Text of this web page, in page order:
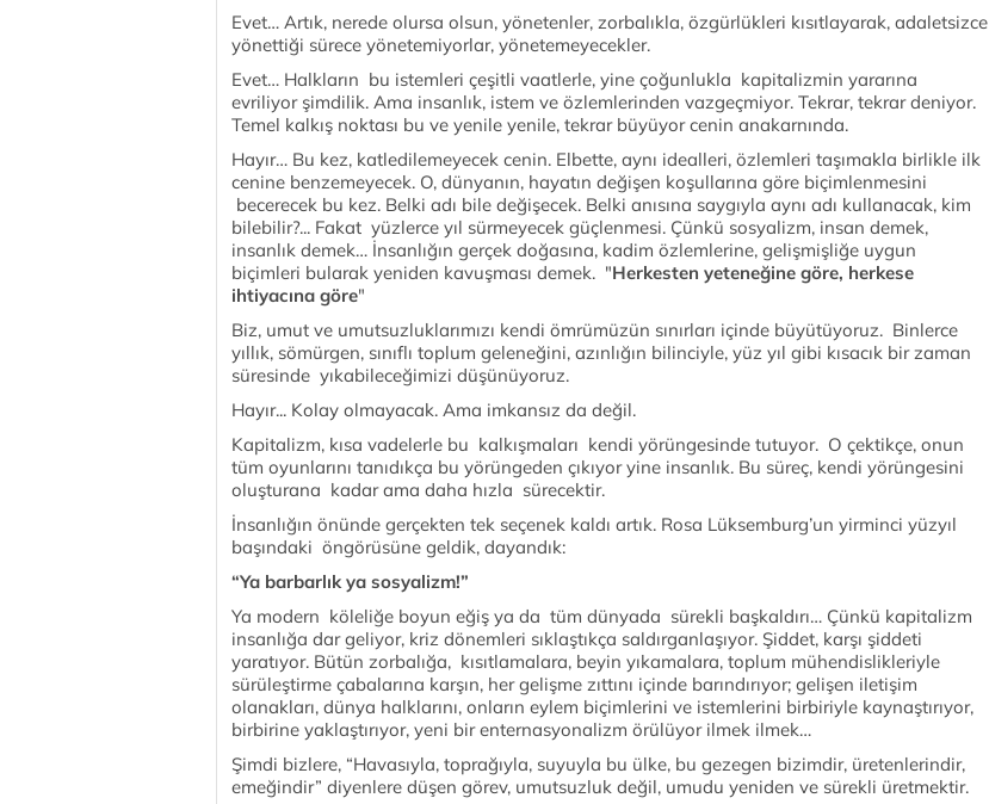
Evet… Artık, nerede olursa olsun, yönetenler, zorbalıkla, özgürlükleri kısıtlayarak, adaletsizce
yönettiği sürece yönetemiyorlar, yönetemeyecekler.
Evet… Halkların bu istemleri çeşitli vaatlerle, yine çoğunlukla kapitalizmin yararına
evriliyor şimdilik. Ama insanlık, istem ve özlemlerinden vazgeçmiyor. Tekrar, tekrar deniyor.
Temel kalkış noktası bu ve yenile yenile, tekrar büyüyor cenin anakarnında.
Hayır… Bu kez, katledilemeyecek cenin. Elbette, aynı idealleri, özlemleri taşımakla birlikle ilk
cenine benzemeyecek. O, dünyanın, hayatın değişen koşullarına göre biçimlenmesini
becerecek bu kez. Belki adı bile değişecek. Belki anısına saygıyla aynı adı kullanacak, kim
bilebilir?... Fakat yüzlerce yıl sürmeyecek güçlenmesi. Çünkü sosyalizm, insan demek,
insanlık demek… İnsanlığın gerçek doğasına, kadim özlemlerine, gelişmişliğe uygun
biçimleri bularak yeniden kavuşması demek. "Herkesten yeteneğine göre, herkese
ihtiyacına göre"
Biz, umut ve umutsuzluklarımızı kendi ömrümüzün sınırları içinde büyütüyoruz. Binlerce
yıllık, sömürgen, sınıflı toplum geleneğini, azınlığın bilinciyle, yüz yıl gibi kısacık bir zaman
süresinde yıkabileceğimizi düşünüyoruz.
Hayır... Kolay olmayacak. Ama imkansız da değil.
Kapitalizm, kısa vadelerle bu kalkışmaları kendi yörüngesinde tutuyor. O çektikçe, onun
tüm oyunlarını tanıdıkça bu yörüngeden çıkıyor yine insanlık. Bu süreç, kendi yörüngesini
oluşturana kadar ama daha hızla sürecektir.
İnsanlığın önünde gerçekten tek seçenek kaldı artık. Rosa Lüksemburg’un yirminci yüzyıl
başındaki öngörüsüne geldik, dayandık:
“Ya barbarlık ya sosyalizm!”
Ya modern köleliğe boyun eğiş ya da tüm dünyada sürekli başkaldırı… Çünkü kapitalizm
insanlığa dar geliyor, kriz dönemleri sıklaştıkça saldırganlaşıyor. Şiddet, karşı şiddeti
yaratıyor. Bütün zorbalığa, kısıtlamalara, beyin yıkamalara, toplum mühendislikleriyle
sürüleştirme çabalarına karşın, her gelişme zıttını içinde barındırıyor; gelişen iletişim
olanakları, dünya halklarını, onların eylem biçimlerini ve istemlerini birbiriyle kaynaştırıyor,
birbirine yaklaştırıyor, yeni bir enternasyonalizm örülüyor ilmek ilmek…
Şimdi bizlere, “Havasıyla, toprağıyla, suyuyla bu ülke, bu gezegen bizimdir, üretenlerindir,
emeğindir” diyenlere düşen görev, umutsuzluk değil, umudu yeniden ve sürekli üretmektir.